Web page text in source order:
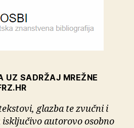
UZ SADRŽAJ MREŽNE
glazba te zvučni i
isključivo autorovo osobno